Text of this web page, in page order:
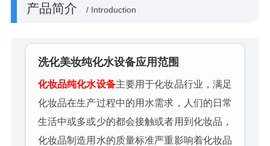
产品简介 / Introduction
洗化美妆纯化水设备应用范围
化妆品纯化水设备主要用于化妆品行业，满足
化妆品在生产过程中的用水需求，人们的日常
生活中或多或少的都会接触或者用到化妆品，
化妆品制造用水的质量标准严重影响着化妆品